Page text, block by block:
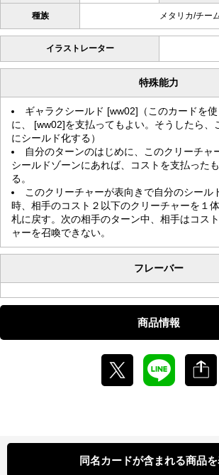
種族 メタリカ/チー
イラストレーター
特殊能力
ギャラクシールド [ww02]（このカードを
に、 [ww02]を支払ってもよい。そうしたら、
にシールド化する）
自分のターンのはじめに、このクリーチャ
シールドゾーンにあれば、コストを支払った
る。
このクリーチャーが表向きで自分のシール
時、相手のコスト２以下のクリーチャーを１
札に戻す。次の相手のターン中、相手はコス
ャーを召喚できない。
フレーバー
商品情報
同名カードが含まれる商品